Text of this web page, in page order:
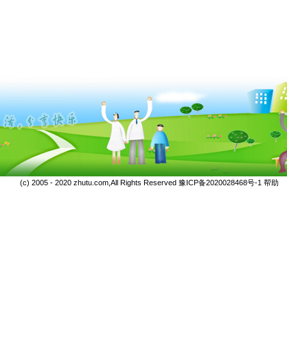
(c) 2005 - 2020 zhutu.com,All Rights Reserved 豫ICP备2020028468号-1 帮助